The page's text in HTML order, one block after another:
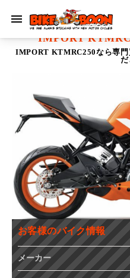
IMPORT
IMPORT KTMRC250なら専門
お客様のバイク情報
メーカー